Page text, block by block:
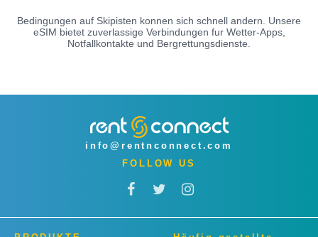
Bedingungen auf Skipisten konnen sich schnell andern. Unsere
eSIM bietet zuverlassige Verbindungen fur Wetter-Apps,
Notfallkontakte und Bergrettungsdienste.
info@rentnconnect.com
FOLLOW US